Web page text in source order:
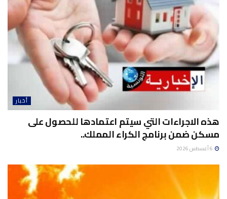
أخبار
هذه الاجراءات التي سيتم اعتمادها للحصول على
مسكن ضمن برنامج الكراء المملك..